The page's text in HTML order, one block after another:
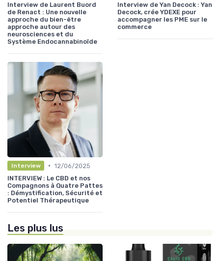
Interview de Laurent Buord
de Renact : Une nouvelle
approche du bien-être
approche autour des
neurosciences et du
Système Endocannabinoïde
Interview de Yan Decock : Yan
Decock, crée YDEXE pour
accompagner les PME sur le
commerce
Interview • 12/06/2025
INTERVIEW : Le CBD et nos
Compagnons à Quatre Pattes
: Démystification, Sécurité et
Potentiel Thérapeutique
Les plus lus